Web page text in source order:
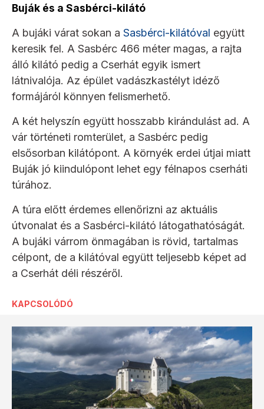
Buják és a Sasbérci-kilátó
A bujáki várat sokan a Sasbérci-kilátóval együtt
keresik fel. A Sasbérc 466 méter magas, a rajta
álló kilátó pedig a Cserhát egyik ismert
látnivalója. Az épület vadászkastélyt idéző
formájáról könnyen felismerhető.
A két helyszín együtt hosszabb kirándulást ad. A
vár történeti romterület, a Sasbérc pedig
elsősorban kilátópont. A környék erdei útjai miatt
Buják jó kiindulópont lehet egy félnapos cserháti
túrához.
A túra előtt érdemes ellenőrizni az aktuális
útvonalat és a Sasbérci-kilátó látogathatóságát.
A bujáki várrom önmagában is rövid, tartalmas
célpont, de a kilátóval együtt teljesebb képet ad
a Cserhát déli részéről.
KAPCSOLÓDÓ